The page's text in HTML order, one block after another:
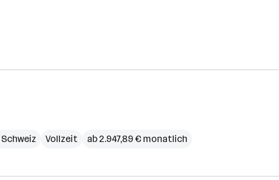
Schweiz Vollzeit ab 2.947,89 € monatlich